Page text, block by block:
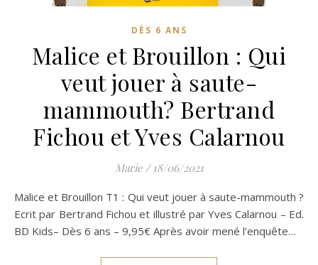
DÈS 6 ANS
Malice et Brouillon : Qui
veut jouer à saute-
mammouth? Bertrand
Fichou et Yves Calarnou
Marie / 18/06/2021
Malice et Brouillon T1 : Qui veut jouer à saute-mammouth ?
Ecrit par Bertrand Fichou et illustré par Yves Calarnou – Ed.
BD Kids– Dès 6 ans – 9,95€ Après avoir mené l’enquête…